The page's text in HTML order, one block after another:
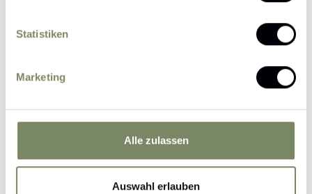
Statistiken
Marketing
Alle zulassen
Auswahl erlauben
Ich erkläre mich einverstanden, dass eine
datenschutzrechtlich Verantwortlichen zum
Grundlage meiner durch das Absenden des